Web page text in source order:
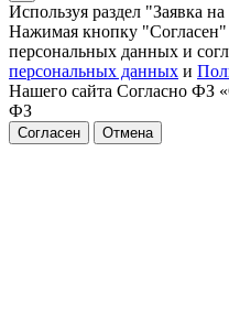
Используя раздел "Заявка
Нажимая кнопку "Согласен"
персональных данных и
персональных данных и
Нашего сайта Согласно ФЗ
ФЗ
Согласен Отмена